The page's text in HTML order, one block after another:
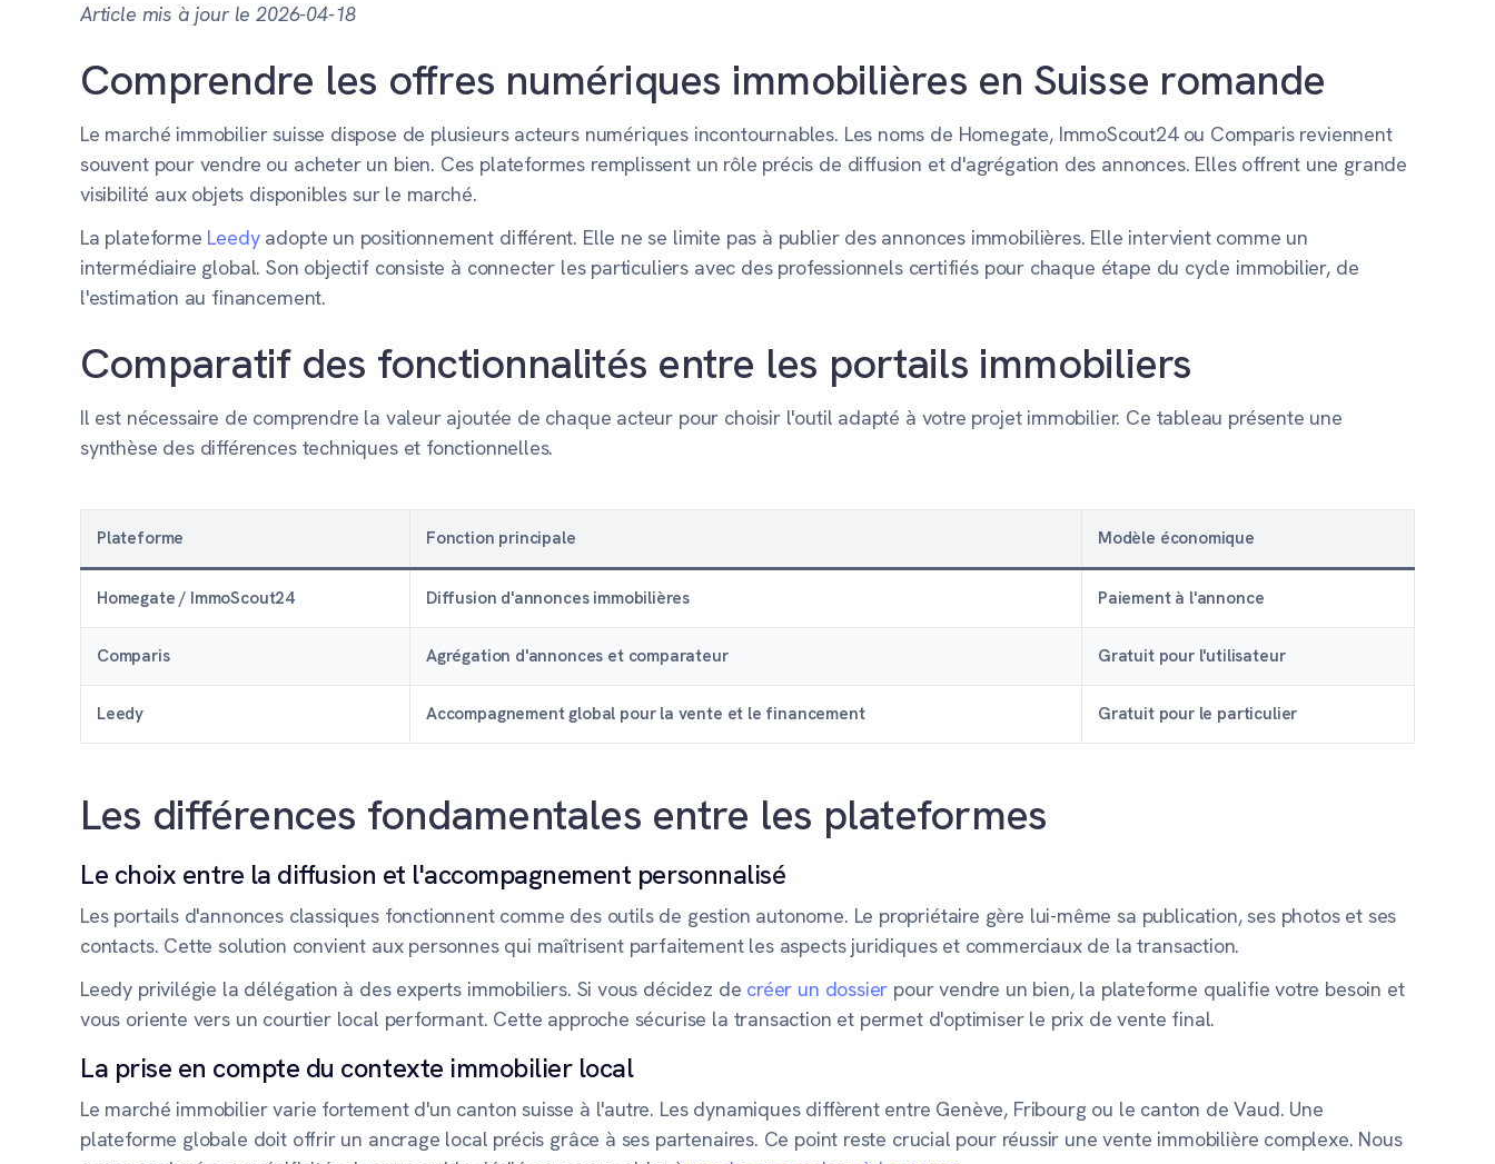
Article mis à jour le 2026-04-18
Comprendre les offres numériques immobilières en Suisse romande
Le marché immobilier suisse dispose de plusieurs acteurs numériques incontournables. Les noms de Homegate, ImmoScout24 ou Comparis reviennent
souvent pour vendre ou acheter un bien. Ces plateformes remplissent un rôle précis de diffusion et d'agrégation des annonces. Elles offrent une grande
visibilité aux objets disponibles sur le marché.
La plateforme Leedyadopte un positionnement différent. Elle ne se limite pas à publier des annonces immobilières. Elle intervient comme un
intermédiaire global. Son objectif consiste à connecter les particuliers avec des professionnels certifiés pour chaque étape du cycle immobilier, de
l'estimation au financement.
Comparatif des fonctionnalités entre les portails immobiliers
Il est nécessaire de comprendre la valeur ajoutée de chaque acteur pour choisir l'outil adapté à votre projet immobilier. Ce tableau présente une
synthèse des différences techniques et fonctionnelles.
Plateforme Fonction principale Modèle économique
Homegate / ImmoScout24 Diffusion d'annonces immobilières Paiement à l'annonce
Comparis Agrégation d'annonces et comparateur Gratuit pour l'utilisateur
Leedy Accompagnement global pour la vente et le financement Gratuit pour le particulier
Les différences fondamentales entre les plateformes
Le choix entre la diffusion et l'accompagnement personnalisé
Les portails d'annonces classiques fonctionnent comme des outils de gestion autonome. Le propriétaire gère lui-même sa publication, ses photos et ses
contacts. Cette solution convient aux personnes qui maîtrisent parfaitement les aspects juridiques et commerciaux de la transaction.
Leedy privilégie la délégation à des experts immobiliers. Si vous décidez de créer un dossier pour vendre un bien, la plateforme qualifie votre besoin et
vous oriente vers un courtier local performant. Cette approche sécurise la transaction et permet d'optimiser le prix de vente final.
La prise en compte du contexte immobilier local
Le marché immobilier varie fortement d'un canton suisse à l'autre. Les dynamiques diffèrent entre Genève, Fribourg ou le canton de Vaud. Une
plateforme globale doit offrir un ancrage local précis grâce à ses partenaires. Ce point reste crucial pour réussir une vente immobilière complexe. Nous